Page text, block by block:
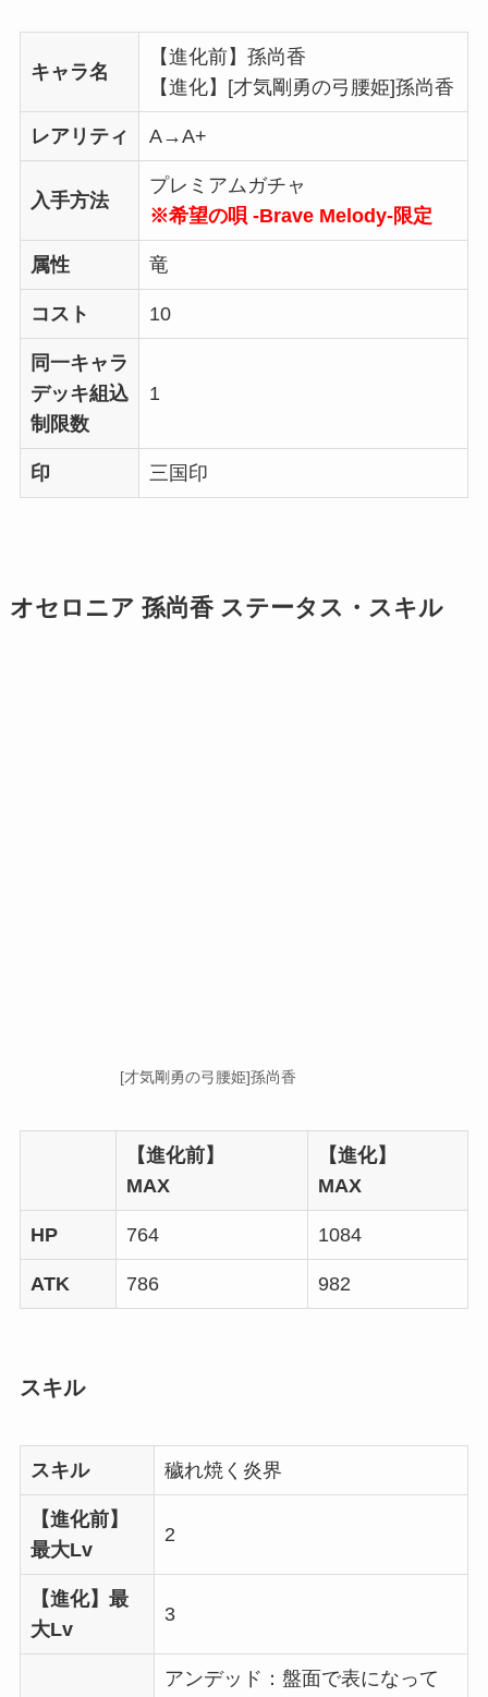
キャラ名
【進化前】孫尚香
【進化】[才気剛勇の弓腰姫]孫尚香
レアリティ A→A+
入手方法
プレミアムガチャ
※希望の唄 -Brave Melody-限定
属性 竜
コスト 10
同一キャラ
デッキ組込
制限数
1
印 三国印
オセロニア 孫尚香 ステータス・スキル
[才気剛勇の弓腰姫]孫尚香
【進化前】
MAX
【進化】
MAX
HP 764 1084
ATK 786 982
スキル
スキル 穢れ焼く炎界
【進化前】
最大Lv
2
【進化】最
大Lv
3
アンデッド：盤面で表になって